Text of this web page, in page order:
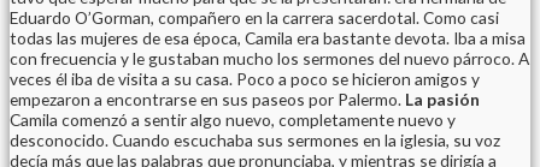
Eduardo O’Gorman, compañero en la carrera sacerdotal. Como casi
todas las mujeres de esa época, Camila era bastante devota. Iba a misa
con frecuencia y le gustaban mucho los sermones del nuevo párroco. A
veces él iba de visita a su casa. Poco a poco se hicieron amigos y
empezaron a encontrarse en sus paseos por Palermo. La pasión
Camila comenzó a sentir algo nuevo, completamente nuevo y
desconocido. Cuando escuchaba sus sermones en la iglesia, su voz
decía más que las palabras que pronunciaba, y mientras se dirigía a